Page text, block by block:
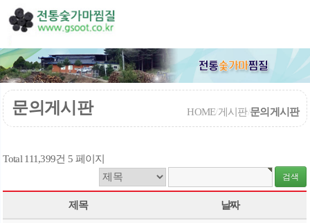
문의게시판 HOME/게시판/문의게시판
Total 111,399건 5 페이지
제목 날짜